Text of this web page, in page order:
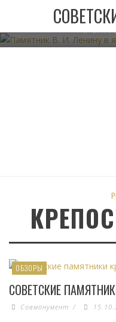
ПАМЯТНИК В. И.
ОБЗОРЫ
СОВЕТСКИЕ
Совмонумент /